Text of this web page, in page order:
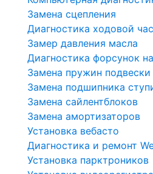
Замена сцепления
Диагностика ходовой
Замер давления масла
Диагностика форсунок
Замена пружин подвески
Замена подшипника
Замена сайлентблоков
Замена амортизаторов
Установка вебасто
Диагностика и ремонт
Установка парктроников